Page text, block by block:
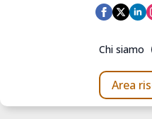
Chi siamo
Area